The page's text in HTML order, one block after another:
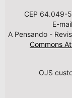
CEP 64.049-
E-
A Pensando -
Commons
OJS